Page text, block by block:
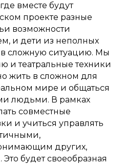
вместе будут
проекте разные
возможности
и дети из неполных
в сложную ситуацию. Мы
и театральные техники
жить в сложном для
мире и общаться
людьми. В рамках
совместные
и учиться управлять
других,
будет своеобразная